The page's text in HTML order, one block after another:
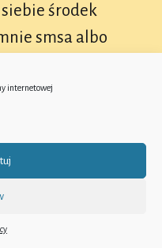
internetowej
środek
smsa albo
telefon – nie